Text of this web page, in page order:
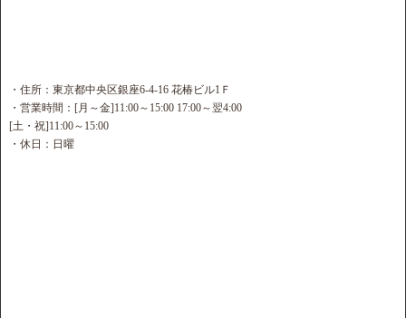
・住所：東京都中央区銀座6-4-16 花椿ビル1Ｆ
・営業時間：[月～金]11:00～15:00 17:00～翌4:00
[土・祝]11:00～15:00
・休日：日曜